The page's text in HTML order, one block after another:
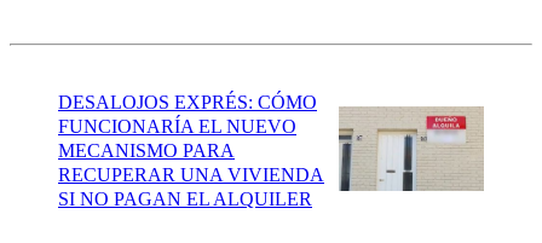
DESALOJOS EXPRÉS: CÓMO
FUNCIONARÍA EL NUEVO
MECANISMO PARA
RECUPERAR UNA VIVIENDA
SI NO PAGAN EL ALQUILER